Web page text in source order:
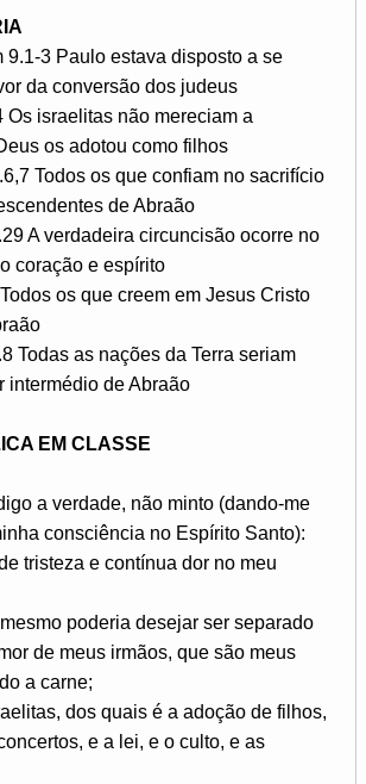
3 Paulo estava disposto a se
da conversão dos judeus
israelitas não mereciam a
os adotou como filhos
Todos os que confiam no sacrifício
de Abraão
A verdadeira circuncisão ocorre no
coração e espírito
os que creem em Jesus Cristo
Todas as nações da Terra seriam
intermédio de Abraão
EM CLASSE
a verdade, não minto (dando-me
consciência no Espírito Santo):
tristeza e contínua dor no meu
poderia desejar ser separado
de meus irmãos, que são meus
a carne;
dos quais é a adoção de filhos,
e a lei, e o culto, e as